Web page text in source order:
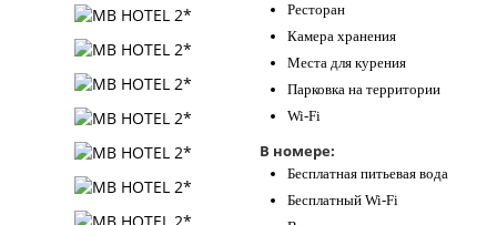
Ресторан
Камера хранения
Места для курения
Парковка на территории
Wi-Fi
В номере:
Бесплатная питьевая вода
Бесплатный Wi-Fi